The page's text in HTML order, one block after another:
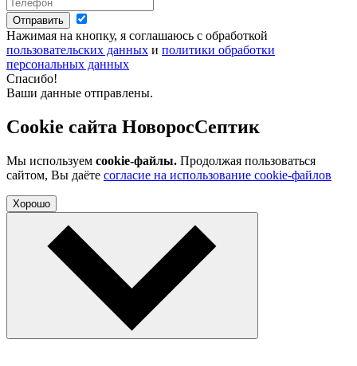
Отправить
Нажимая на кнопку, я соглашаюсь с обработкой
пользовательских данных и политики обработки
персональных данных
Спасибо!
Ваши данные отправлены.
Cookie сайта НоворосСептик
Мы используем cookie-файлы. Продолжая пользоваться
сайтом, Вы даёте согласие на использование cookie-файлов
Хорошо